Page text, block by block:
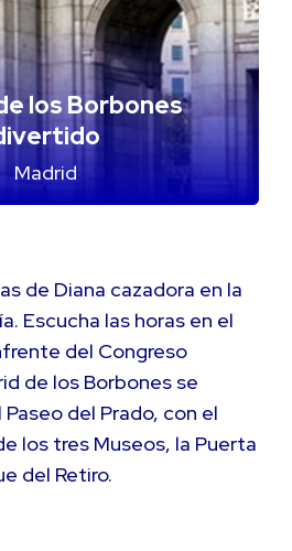
los Borbones
Madrid
de Diana cazadora en la
Escucha las horas en el
del Congreso
de los Borbones se
del Prado, con el
los tres Museos, la Puerta
del Retiro.